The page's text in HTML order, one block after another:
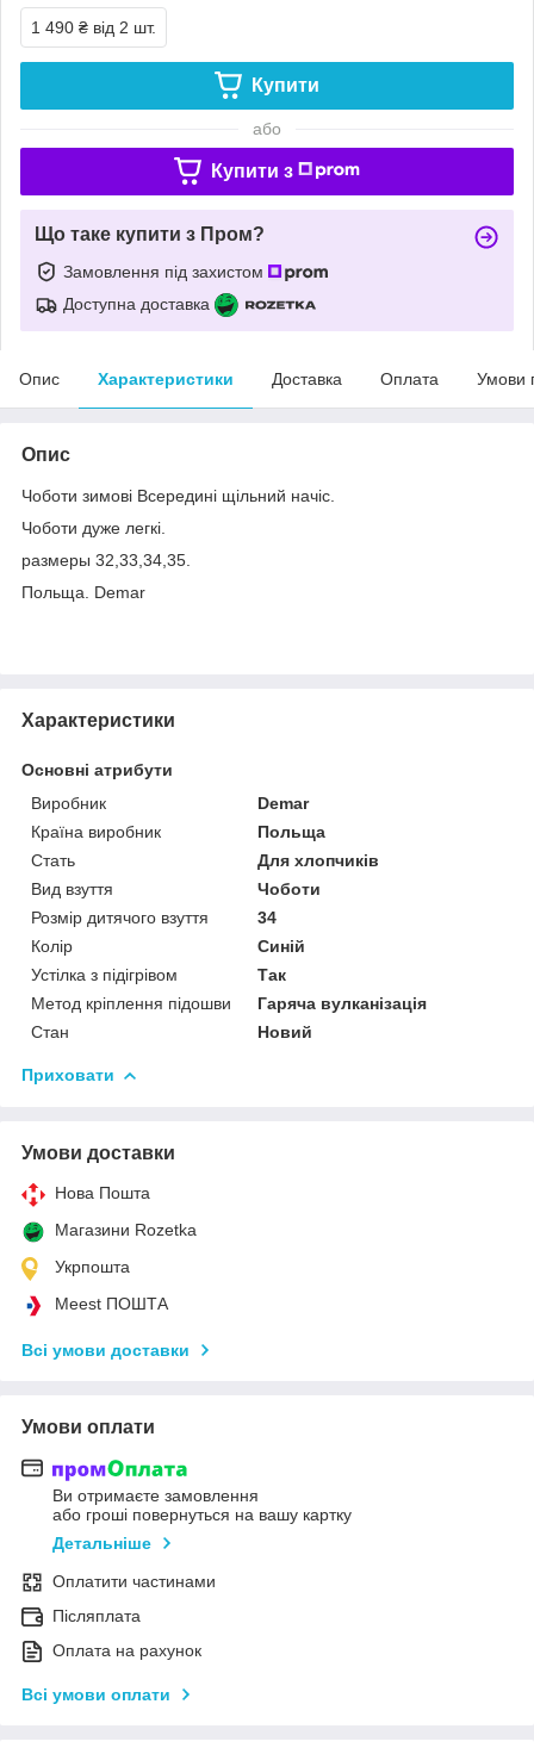
1 490 ₴ від 2 шт.
Купити
або
Купити з
Що таке купити з Пром?
Замовлення під захистом
Доступна доставка
Опис Характеристики Доставка Оплата Умови
Опис
Чоботи зимові Всередині щільний начіс.
Чоботи дуже легкі.
размеры 32,33,34,35.
Польща. Demar
Характеристики
Основні атрибути
Виробник
Demar
Країна виробник
Польща
Стать
Для хлопчиків
Вид взуття
Чоботи
Розмір дитячого взуття
34
Колір
Синій
Устілка з підігрівом
Так
Метод кріплення підошви
Гаряча вулканізація
Стан
Новий
Приховати
Умови доставки
Нова Пошта
Магазини Rozetka
Укрпошта
Meest ПОШТА
Всі умови доставки
Умови оплати
Ви отримаєте замовлення
або гроші повернуться на вашу картку
Детальніше
Оплатити частинами
Післяплата
Оплата на рахунок
Всі умови оплати